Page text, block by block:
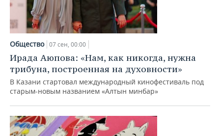
Общество 07 сен, 00:00
Ирада Аюпова: «Нам, как никогда, нужна
трибуна, построенная на духовности»
В Казани стартовал международный кинофестиваль под
старым-новым названием «Алтын минбар»